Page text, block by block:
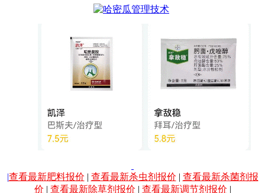
|查看最新肥料报价 | 查看最新杀虫剂报价 | 查看最新杀菌剂报
价 | 查看最新除草剂报价 | 查看最新调节剂报价 |